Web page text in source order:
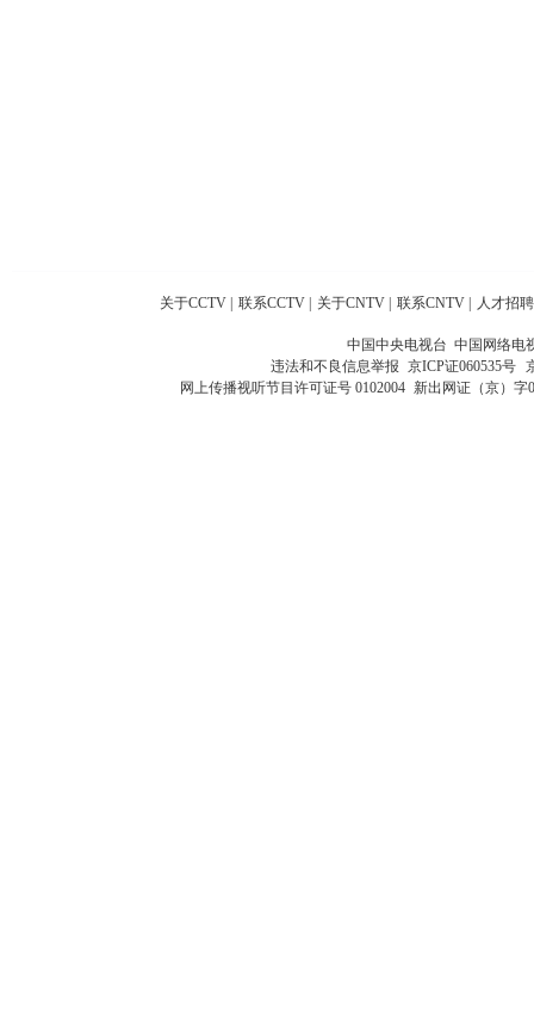
关于CCTV 联系CCTV 关于CNTV 联系CNTV 人才招聘
中国中央电视台 中国网络电
违法和不良信息举报 京ICP证060535号
网上传播视听节目许可证号 0102004 新出网证（京）